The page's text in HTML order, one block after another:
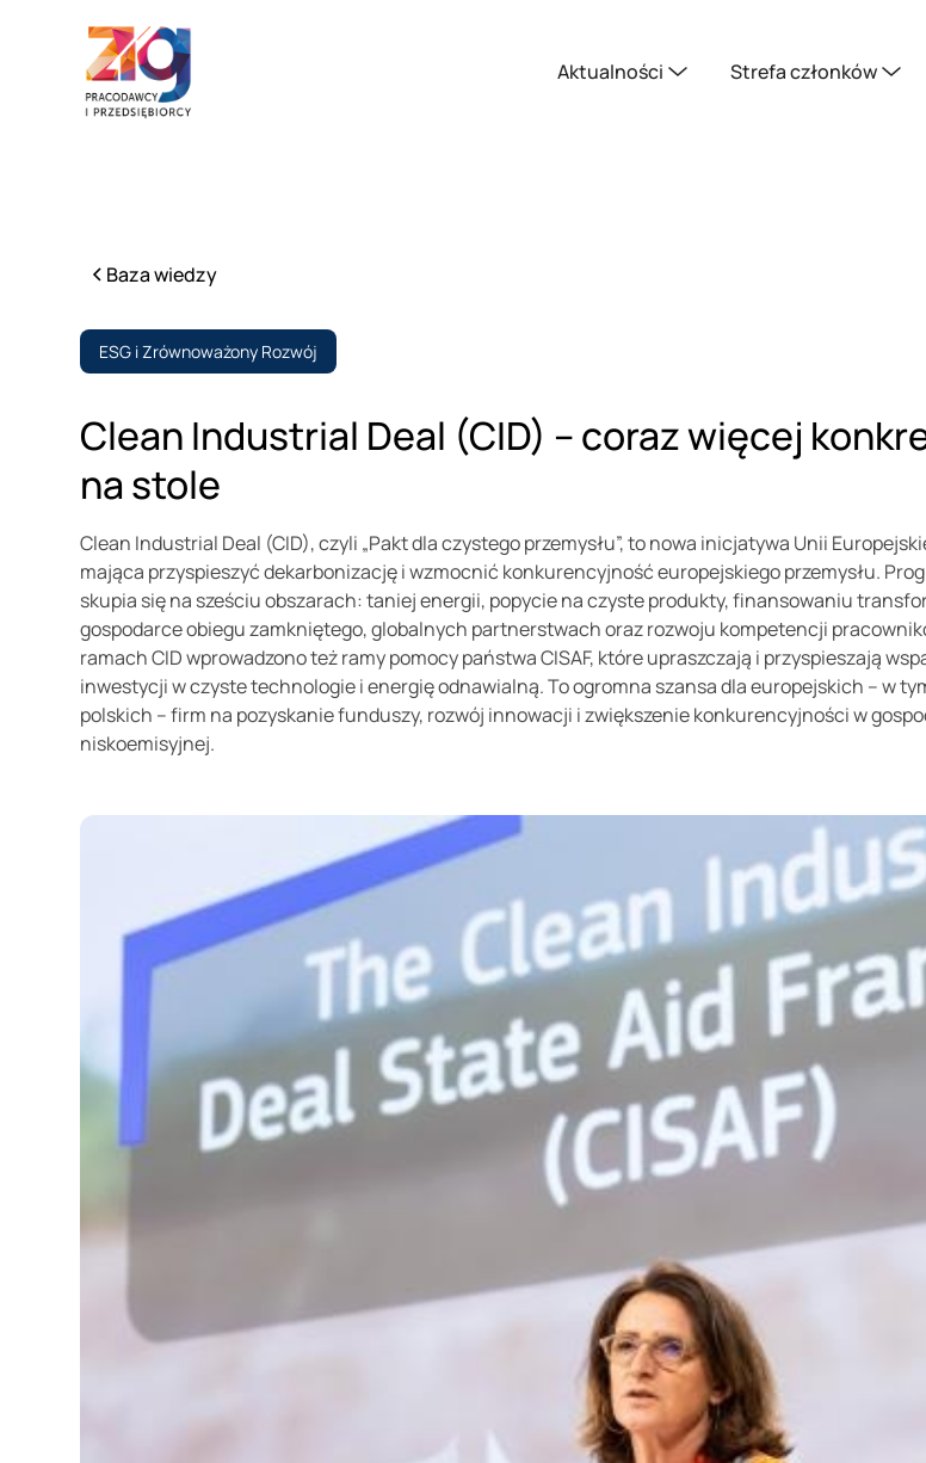
Aktualności Strefa członków
Baza wiedzy
ESG i Zrównoważony Rozwój
Clean Industrial Deal (CID) – coraz więcej
na stole
Clean Industrial Deal (CID), czyli „Pakt dla czystego przemysłu”, to nowa inicjatywa Unii
mająca przyspieszyć dekarbonizację i wzmocnić konkurencyjność europejskiego przemysłu.
skupia się na sześciu obszarach: taniej energii, popycie na czyste produkty, finansowaniu
gospodarce obiegu zamkniętego, globalnych partnerstwach oraz rozwoju kompetencji
ramach CID wprowadzono też ramy pomocy państwa CISAF, które upraszczają i przyspieszają
inwestycji w czyste technologie i energię odnawialną. To ogromna szansa dla europejskich – w
polskich – firm na pozyskanie funduszy, rozwój innowacji i zwiększenie konkurencyjności w
niskoemisyjnej.